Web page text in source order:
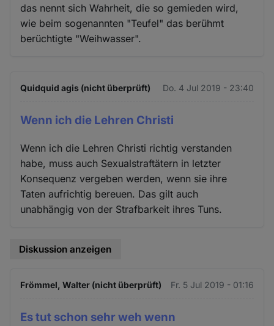
das nennt sich Wahrheit, die so gemieden wird,
wie beim sogenannten "Teufel" das berühmt
berüchtigte "Weihwasser".
Quidquid agis (nicht überprüft) Do. 4 Jul 2019 - 23:40
Wenn ich die Lehren Christi
Wenn ich die Lehren Christi richtig verstanden
habe, muss auch Sexualstraftätern in letzter
Konsequenz vergeben werden, wenn sie ihre
Taten aufrichtig bereuen. Das gilt auch
unabhängig von der Strafbarkeit ihres Tuns.
Diskussion anzeigen
Frömmel, Walter (nicht überprüft) Fr. 5 Jul 2019 - 01:16
Es tut schon sehr weh wenn